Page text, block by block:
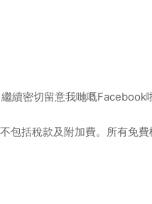
續密切留意我哋嘅Facebook
包括稅款及附加費。所有免